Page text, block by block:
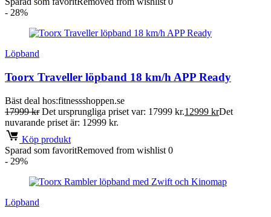
- 28%
Löpband
Toorx Traveller löpband 18 km/h APP Ready
Bäst deal hos:fitnessshoppen.se
17999kr Det ursprungliga priset var: 17999 kr.12999 krDet
nuvarande priset är: 12999 kr.
Köp produkt
Sparad som favoritRemoved from wishlist 0
- 29%
Löpband